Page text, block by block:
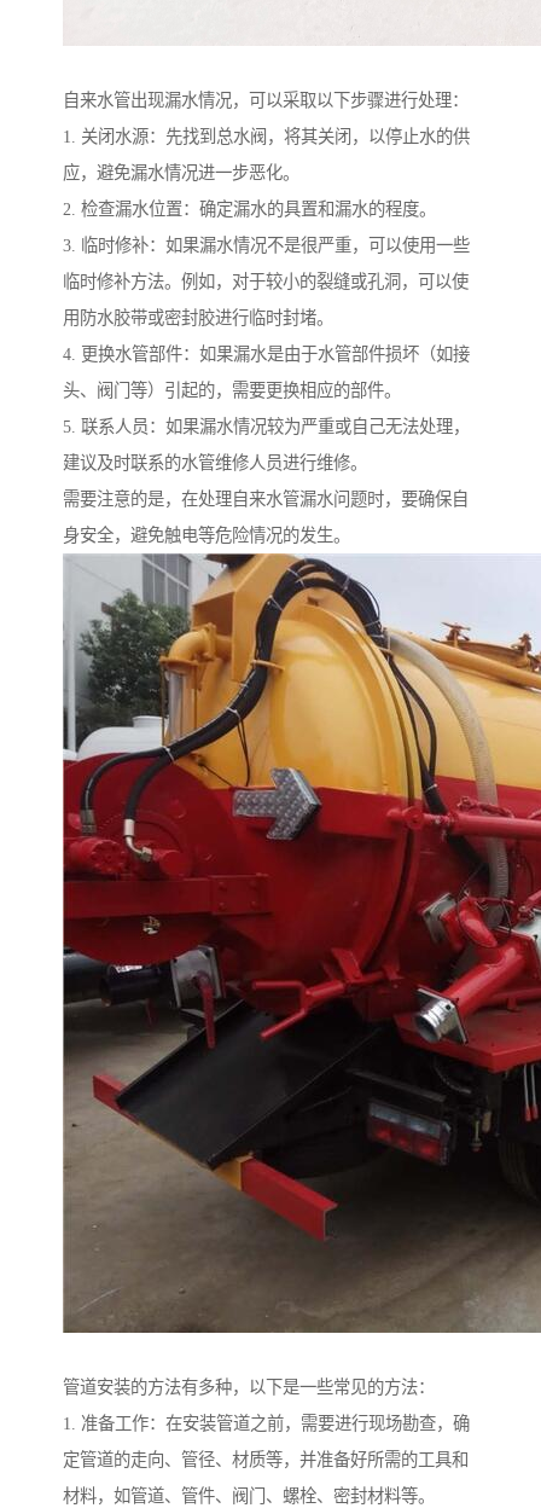
自来水管出现漏水情况，可以采取以下步骤进行处理：
1. 关闭水源：先找到总水阀，将其关闭，以停止水的供
应，避免漏水情况进一步恶化。
2. 检查漏水位置：确定漏水的具置和漏水的程度。
3. 临时修补：如果漏水情况不是很严重，可以使用一些
临时修补方法。例如，对于较小的裂缝或孔洞，可以使
用防水胶带或密封胶进行临时封堵。
4. 更换水管部件：如果漏水是由于水管部件损坏（如接
头、阀门等）引起的，需要更换相应的部件。
5. 联系人员：如果漏水情况较为严重或自己无法处理，
建议及时联系的水管维修人员进行维修。
需要注意的是，在处理自来水管漏水问题时，要确保自
身安全，避免触电等危险情况的发生。
管道安装的方法有多种，以下是一些常见的方法：
1. 准备工作：在安装管道之前，需要进行现场勘查，确
定管道的走向、管径、材质等，并准备好所需的工具和
材料，如管道、管件、阀门、螺栓、密封材料等。